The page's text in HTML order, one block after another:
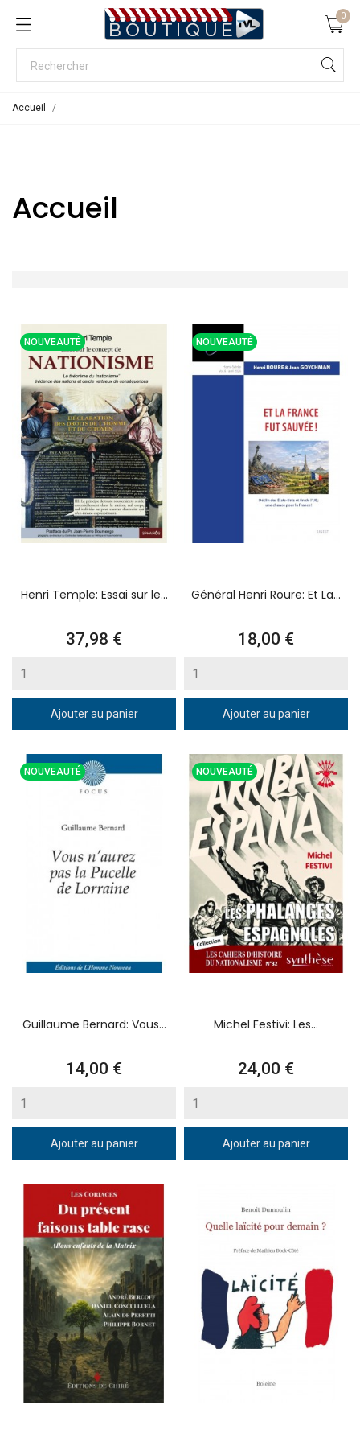
0
Accueil
Accueil
Henri Temple: Essai sur le...
Prix
37,98 €
Ajouter au panier
NOUVEAUTÉ
Général Henri Roure: Et La...
Prix
18,00 €
Ajouter au panier
NOUVEAUTÉ
Guillaume Bernard: Vous...
Prix
14,00 €
Ajouter au panier
NOUVEAUTÉ
Michel Festivi: Les...
Prix
24,00 €
Ajouter au panier
NOUVEAUTÉ